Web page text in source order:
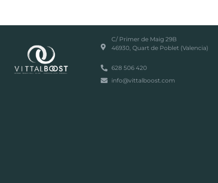
C/ Primer de Maig 29B
46930, Quart de Poblet (Valencia)
628 506 420
info@vittalboost.com